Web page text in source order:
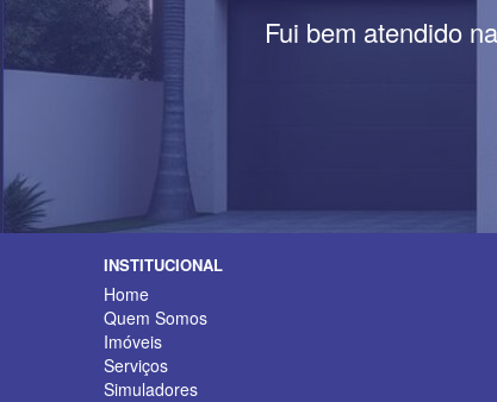
Fui bem atendido
INSTITUCIONAL
Home
Quem Somos
Imóveis
Serviços
Simuladores